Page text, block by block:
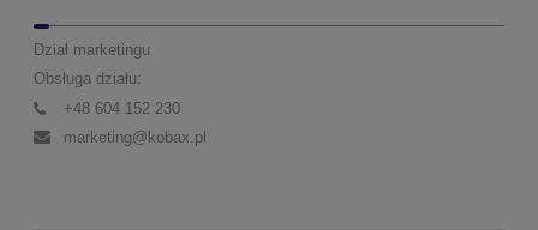
Dział marketingu
Obsługa działu:
+48 604 152 230
marketing@kobax.pl